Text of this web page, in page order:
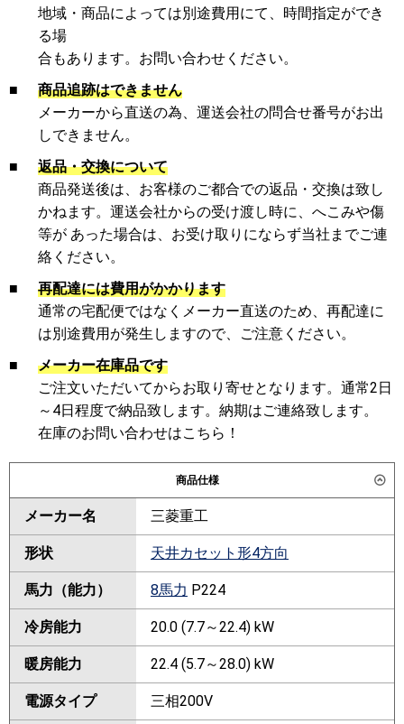
地域・商品によっては別途費用にて、時間指定ができ
る場
合もあります。お問い合わせください。
■
商品追跡はできません
メーカーから直送の為、運送会社の問合せ番号がお出
しできません。
■
返品・交換について
商品発送後は、お客様のご都合での返品・交換は致し
かねます。運送会社からの受け渡し時に、へこみや傷
等が あった場合は、お受け取りにならず当社までご連
絡ください。
■
再配達には費用がかかります
通常の宅配便ではなくメーカー直送のため、再配達に
は別途費用が発生しますので、ご注意ください。
■
メーカー在庫品です
ご注文いただいてからお取り寄せとなります。通常2日
～4日程度で納品致します。納期はご連絡致します。
在庫のお問い合わせはこちら！
商品仕様
メーカー名 三菱重工
形状 天井カセット形4方向
馬力（能力） 8馬力 P224
冷房能力 20.0 (7.7～22.4) kW
暖房能力 22.4 (5.7～28.0) kW
電源タイプ 三相200V